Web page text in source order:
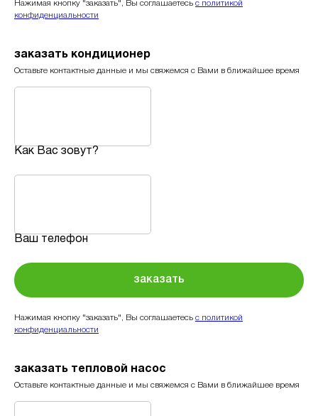
Нажимая кнопку "заказать", Вы соглашаетесь с политикой
конфиденциальности
заказать кондиционер
Оставьте контактные данные и мы свяжемся с Вами в ближайшее время
Как Вас зовут?
Ваш телефон
заказать
Нажимая кнопку "заказать", Вы соглашаетесь с политикой
конфиденциальности
заказать тепловой насос
Оставьте контактные данные и мы свяжемся с Вами в ближайшее время